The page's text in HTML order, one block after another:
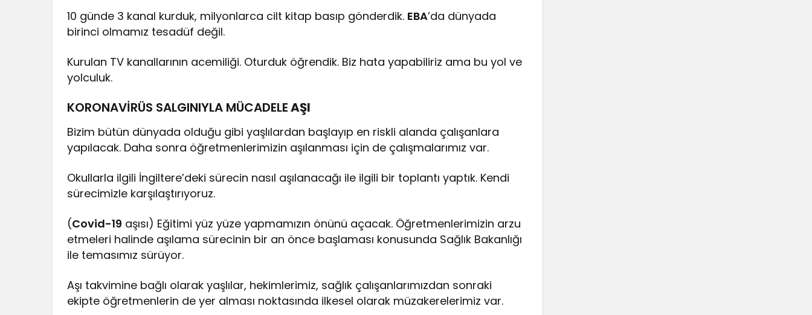
10 günde 3 kanal kurduk, milyonlarca cilt kitap basıp gönderdik. EBA’da dünyada
birinci olmamız tesadüf değil.
Kurulan TV kanallarının acemiliği. Oturduk öğrendik. Biz hata yapabiliriz ama bu yol ve
yolculuk.
KORONAVİRÜS SALGINIYLA MÜCADELEAŞI
Bizim bütün dünyada olduğu gibi yaşlılardan başlayıp en riskli alanda çalışanlara
yapılacak. Daha sonra öğretmenlerimizin aşılanması için de çalışmalarımız var.
Okullarla ilgili İngiltere’deki sürecin nasıl aşılanacağı ile ilgili bir toplantı yaptık. Kendi
sürecimizle karşılaştırıyoruz.
(Covid-19 aşısı) Eğitimi yüz yüze yapmamızın önünü açacak. Öğretmenlerimizin arzu
etmeleri halinde aşılama sürecinin bir an önce başlaması konusunda Sağlık Bakanlığı
ile temasımız sürüyor.
Aşı takvimine bağlı olarak yaşlılar, hekimlerimiz, sağlık çalışanlarımızdan sonraki
ekipte öğretmenlerin de yer alması noktasında ilkesel olarak müzakerelerimiz var.